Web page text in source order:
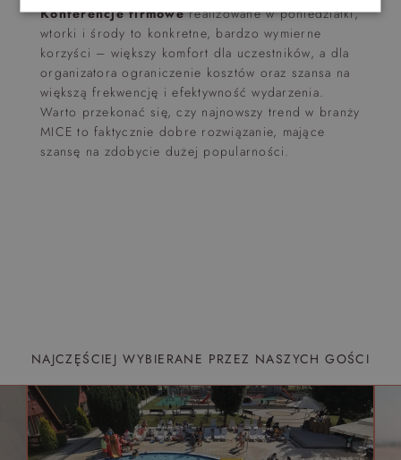
Konferencje firmowerealizowane w poniedziałki,
wtorki i środy to konkretne, bardzo wymierne
korzyści – większy komfort dla uczestników, a dla
organizatora ograniczenie kosztów oraz szansa na
większą frekwencję i efektywność wydarzenia.
Warto przekonać się, czy najnowszy trend w branży
MICE to faktycznie dobre rozwiązanie, mające
szansę na zdobycie dużej popularności.
NAJCZĘŚCIEJ WYBIERANE PRZEZ NASZYCH GOŚCI